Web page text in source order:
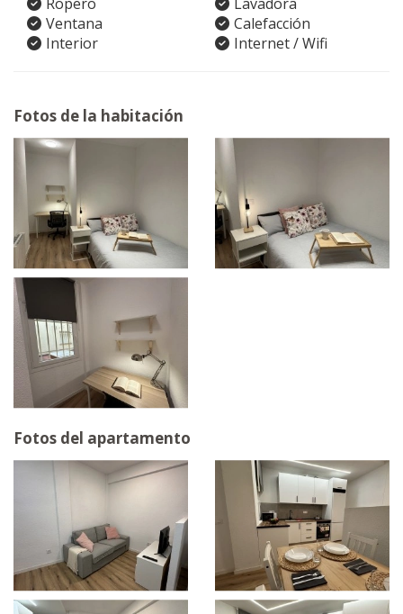
Ventana
Calefacción
Interior
Internet / Wifi
Fotos de la habitación
Fotos del apartamento